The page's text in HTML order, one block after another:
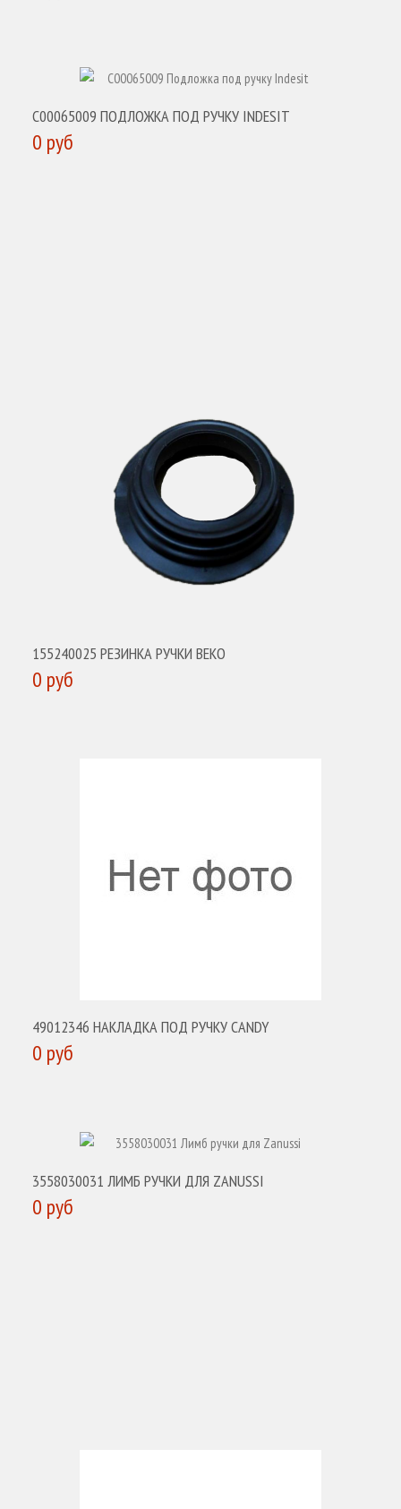
C00065009 ПОДЛОЖКА ПОД РУЧКУ INDESIT
0 руб
155240025 РЕЗИНКА РУЧКИ BEKO
0 руб
49012346 НАКЛАДКА ПОД РУЧКУ CANDY
0 руб
3558030031 ЛИМБ РУЧКИ ДЛЯ ZANUSSI
0 руб